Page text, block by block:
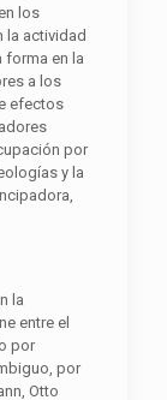
los
la actividad
forma en la
a los
efectos
por
y la
la
entre el
por
por
Otto